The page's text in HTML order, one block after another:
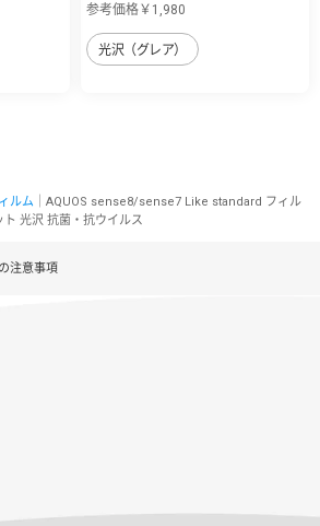
参考価格￥1,980
光沢（グレア）
ルム ｜AQUOS sense8/sense7 Like standard フィル
光沢 抗菌・抗ウイルス
注意事項